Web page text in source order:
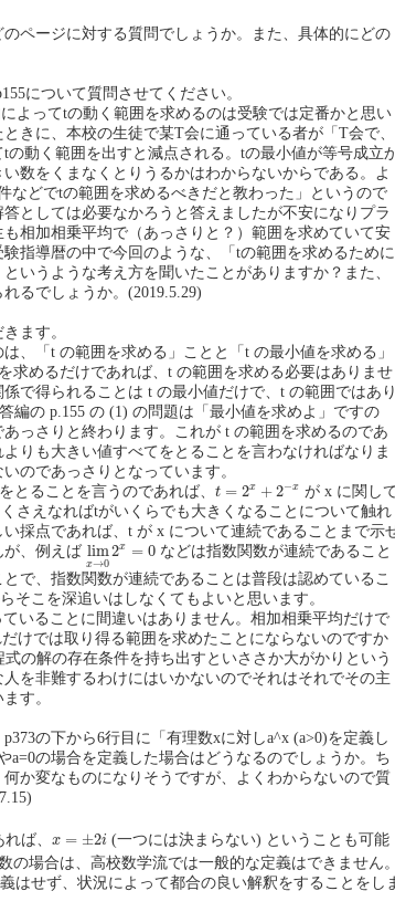
ページに対する質問でしょうか。また、具体的にどの
について質問させてください。
よってtの動く範囲を求めるのは受験では定番かと思い
きに、本校の生徒で某T会に通っている者が「T会で、
の動く範囲を出すと減点される。tの最小値が等号成立
数をくまなくとりうるかはわからないからである。よ
などでtの範囲を求めるべきだと教わった」というので
としては必要なかろうと答えましたが不安になりプラ
相加相乗平均で（あっさりと？）範囲を求めていて安
指導暦の中で今回のような、「tの範囲を求めるために
いうような考え方を聞いたことがありますか？また、
るでしょうか。(2019.5.29)
ます。
、「t の範囲を求める」ことと「t の最小値を求める」
求めるだけであれば、t の範囲を求める必要はありませ
で得られることは t の最小値だけで、t の範囲ではあり
編の p.155 の (1) の問題は「最小値を求めよ」ですの
っさりと終わります。これが t の範囲を求めるのであ
りも大きい値すべてをとることを言わなければなりま
のであっさりとなっています。
ることを言うのであれば、 t = 2x +2−x
t= x+2 − x
が x に関し
さえなればtがいくらでも大きくなることについて触れ
採点であれば、t が x について連続であることまで示
が、例えば lim
x→0
2x = 0
limx→ x=0
などは指数関数が連続であること
で、指数関数が連続であることは普段は認めているこ
そこを深追いはしなくてもよいと思います。
いることに間違いはありません。相加相乗平均だけで
けでは取り得る範囲を求めたことにならないのですか
の解の存在条件を持ち出すといささか大がかりという
を非難するわけにはいかないのでそれはそれでその主
す。
の下から6行目に「有理数xに対しa^x (a>0)を定義し
a=0の場合を定義した場合はどうなるのでしょうか。ち
か変なものになりそうですが、よくわからないので質
ば、 x = ±2i
x=±2i
(一つには決まらない) ということも可能
の場合は、高校数学流では一般的な定義はできません。
はせず、状況によって都合の良い解釈をすることをし